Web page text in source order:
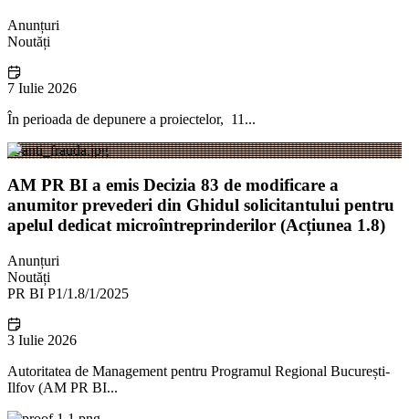
Anunțuri
Noutăți
7 Iulie 2026
În perioada de depunere a proiectelor, 11...
AM PR BI a emis Decizia 83 de modificare a
anumitor prevederi din Ghidul solicitantului pentru
apelul dedicat microîntreprinderilor (Acțiunea 1.8)
Anunțuri
Noutăți
PR BI P1/1.8/1/2025
3 Iulie 2026
Autoritatea de Management pentru Programul Regional București-
Ilfov (AM PR BI...